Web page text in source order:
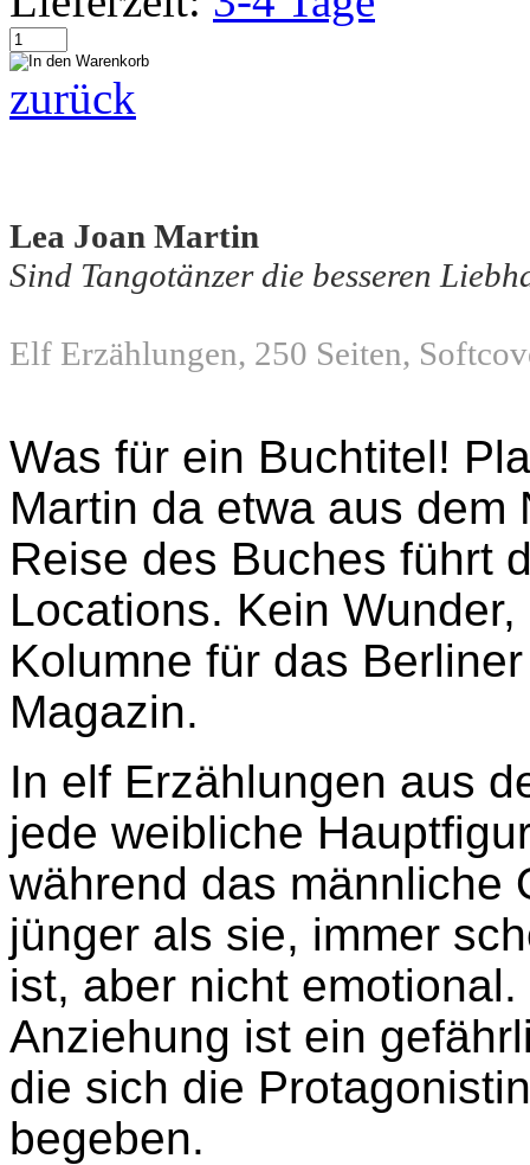
zurück
Lea Joan Martin
Sind Tangotänzer die besseren
Elf Erzählungen, 250 Seiten,
Was für ein Buchtitel!
Martin da etwa aus
Reise des Buches führt
Locations. Kein
Kolumne für das
Magazin.
In elf Erzählungen aus
jede weibliche
während das männliche
jünger als sie, immer
ist, aber nicht
Anziehung ist ein
die sich die
begeben.